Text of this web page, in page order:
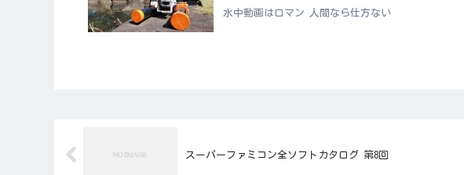
水中動画はロマン 人間なら仕方ない
スーパーファミコン全ソフトカタログ 第8回